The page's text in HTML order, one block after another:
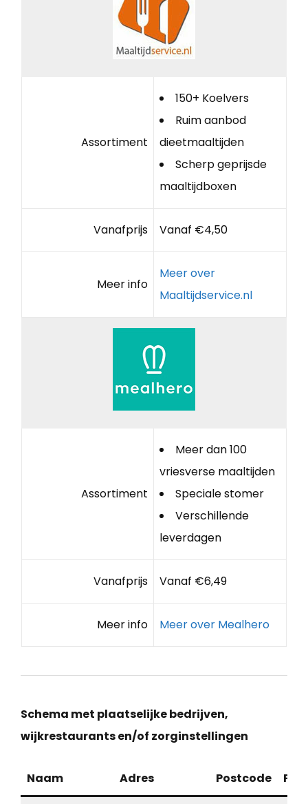
Assortiment
150+ Koelvers
Ruim aanbod
dieetmaaltijden
Scherp geprijsde
maaltijdboxen
Vanafprijs Vanaf €4,50
Meer info
Meer over
Maaltijdservice.nl
Assortiment
Meer dan 100
vriesverse maaltijden
Speciale stomer
Verschillende
leverdagen
Vanafprijs Vanaf €6,49
Meer info Meer over Mealhero
Schema met plaatselijke bedrijven,
wijkrestaurants en/of zorginstellingen
Naam Adres Postcode